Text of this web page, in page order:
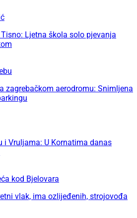
Ljetna škola solo pjevanja
zagrebačkom aerodromu: Snimljena
i Vruljama: U Kornatima danas
kod Bjelovara
vlak, ima ozlijeđenih, strojovođa